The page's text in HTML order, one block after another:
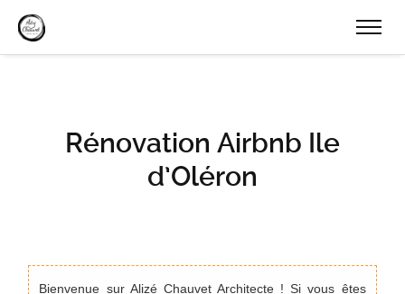
Rénovation Airbnb Ile
d’Oléron
Bienvenue sur Alizé Chauvet Architecte ! Si vous êtes